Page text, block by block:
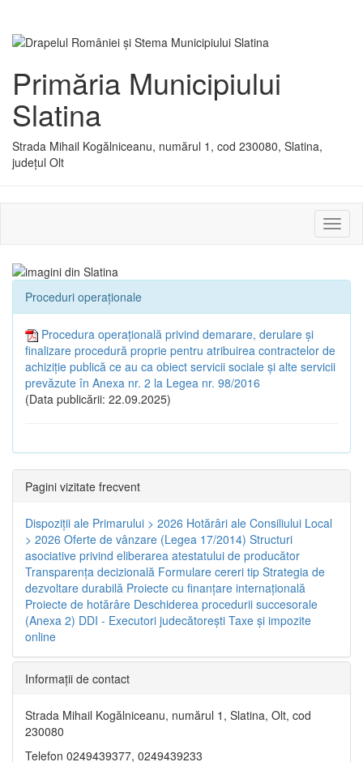
Primăria Municipiului
Slatina
Strada Mihail Kogălniceanu, numărul 1, cod 230080, Slatina,
județul Olt
sau
Proceduri operaționale
Procedura operațională privind demarare, derulare și
finalizare procedură proprie pentru atribuirea contractelor de
achiziție publică ce au ca obiect servicii sociale și alte servicii
prevăzute în Anexa nr. 2 la Legea nr. 98/2016
(Data publicării: 22.09.2025)
Pagini vizitate frecvent
Dispoziţii ale Primarului > 2026 Hotărâri ale Consiliului Local
> 2026 Oferte de vânzare (Legea 17/2014) Structuri
asociative privind eliberarea atestatului de producător
Transparenţa decizională Formulare cereri tip Strategia de
dezvoltare durabilă Proiecte cu finanţare internaţională
Proiecte de hotărâre Deschiderea procedurii succesorale
(Anexa 2) DDI - Executori judecătorești Taxe şi impozite
online
Informaţii de contact
Strada Mihail Kogălniceanu, numărul 1, Slatina, Olt, cod
230080
Telefon 0249439377, 0249439233